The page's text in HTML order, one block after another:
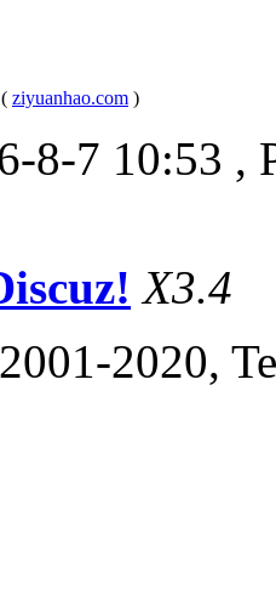
( ziyuanhao.com )
8-7 10:53 ,
X3.4
2020,